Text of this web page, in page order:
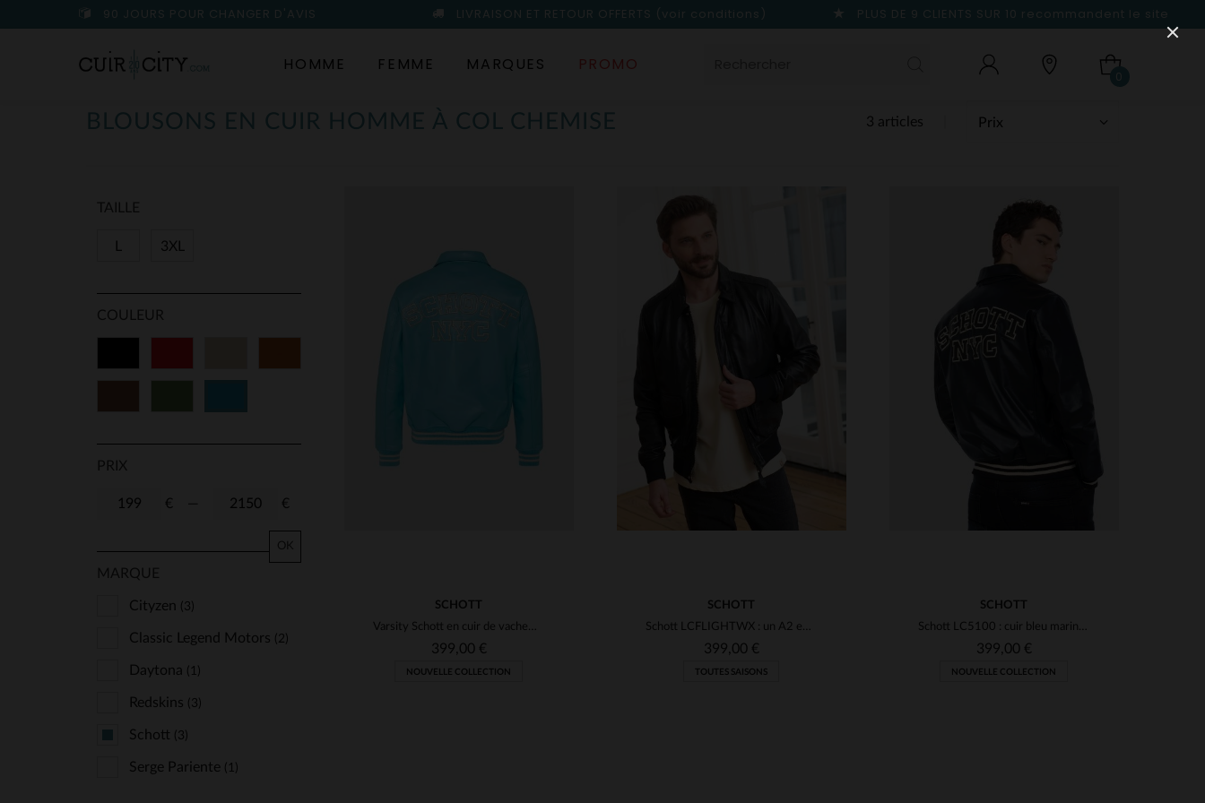
90 JOURS POUR CHANGER D'AVIS LIVRAISON ET RETOUR OFFERTS (voir conditions) PLUS DE 9 CLIENTS SUR 10 recommandent le site
HOMME FEMME MARQUES PROMO
0
3 articles
BLOUSONS EN CUIR HOMME À COL CHEMISE
TAILLE
3XL
COULEUR
PRIX
€ €
OK
MARQUE
Cityzen (3)
Classic Legend Motors (2)
Daytona (1)
Redskins (3)
Schott (3)
Serge Pariente (1)
SCHOTT
Varsity Schott en cuir de vachette, rayures sky et ecru, style rétro.
399,00 €
NOUVELLE COLLECTION
SCHOTT
Schott LCFLIGHTWX : un A2 en cuir d'agneau bleu marine, coupe slim.
399,00 €
TOUTES SAISONS
SCHOTT
Schott LC5100 : cuir bleu marine, rayures blanc cassé, varsity.
399,00 €
NOUVELLE COLLECTION